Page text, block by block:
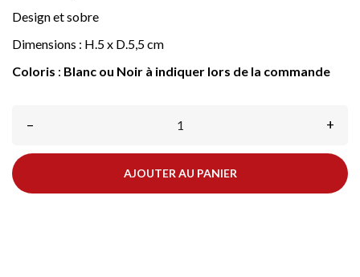
Design et sobre
Dimensions : H.5 x D.5,5 cm
Coloris : Blanc ou Noir à indiquer lors de la commande
– +
AJOUTER AU PANIER